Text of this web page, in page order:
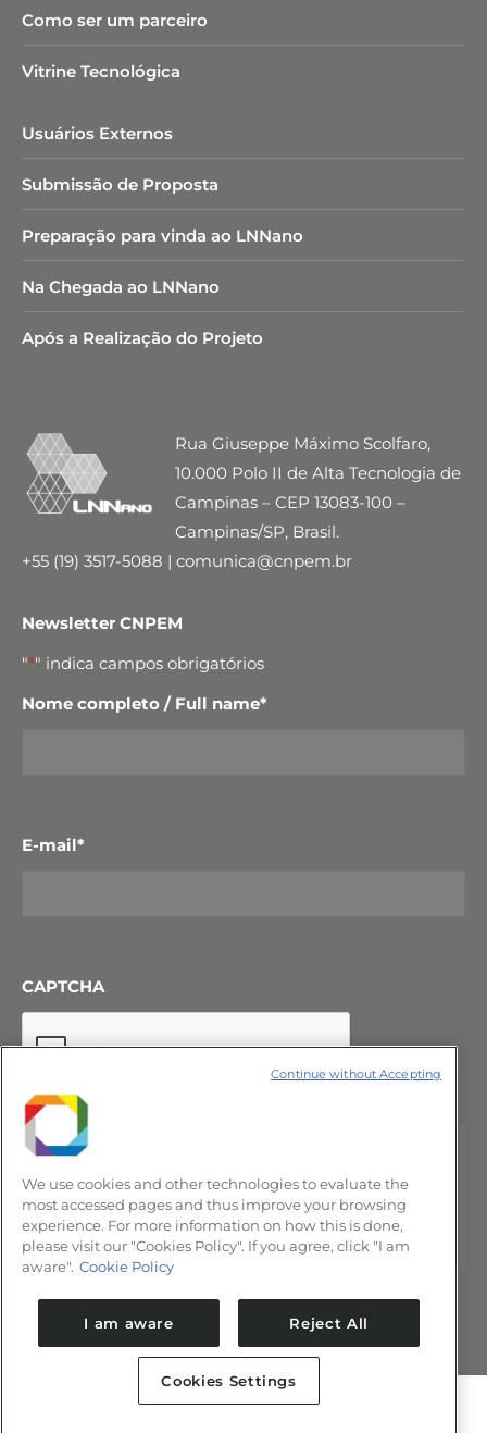
Como ser um parceiro
Vitrine Tecnológica
Usuários Externos
Submissão de Proposta
Preparação para vinda ao LNNano
Na Chegada ao LNNano
Após a Realização do Projeto
Rua Giuseppe Máximo Scolfaro,
10.000 Polo II de Alta Tecnologia de
Campinas – CEP 13083-100 –
Campinas/SP, Brasil.
+55 (19) 3517-5088 | comunica@cnpem.br
Newsletter CNPEM
"*" indica campos obrigatórios
Nome completo / Full name*
E-mail*
CAPTCHA
We use cookies and other technologies to evaluate the
most accessed pages and thus improve your browsing
experience. For more information on how this is done,
please visit our "Cookies Policy". If you agree, click "I am
aware". Cookie Policy
I am aware Reject All
Cookies Settings
Continue without Accepting